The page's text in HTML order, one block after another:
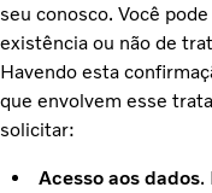
seu conosco. Você
existência ou não de
Havendo esta
que envolvem esse
solicitar:
Acesso aos dados.